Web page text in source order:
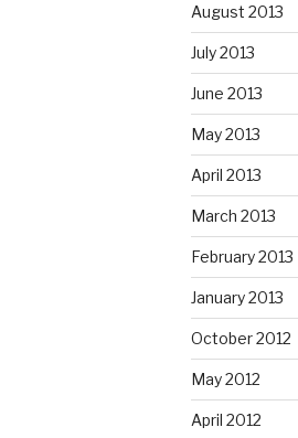
August 2013
July 2013
June 2013
May 2013
April 2013
March 2013
February 2013
January 2013
October 2012
May 2012
April 2012